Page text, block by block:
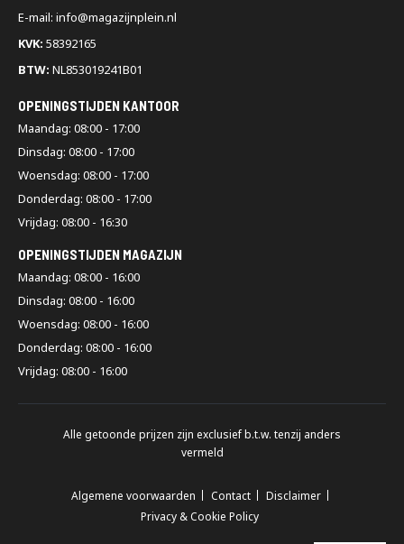
E-mail: info@magazijnplein.nl
KVK: 58392165
BTW: NL853019241B01
OPENINGSTIJDEN KANTOOR
Maandag: 08:00 - 17:00
Dinsdag: 08:00 - 17:00
Woensdag: 08:00 - 17:00
Donderdag: 08:00 - 17:00
Vrijdag: 08:00 - 16:30
OPENINGSTIJDEN MAGAZIJN
Maandag: 08:00 - 16:00
Dinsdag: 08:00 - 16:00
Woensdag: 08:00 - 16:00
Donderdag: 08:00 - 16:00
Vrijdag: 08:00 - 16:00
Alle getoonde prijzen zijn exclusief b.t.w. tenzij anders
vermeld
Algemene voorwaarden Contact
Disclaimer
Privacy & Cookie Policy